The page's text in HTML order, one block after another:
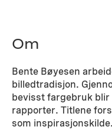
Om
Bente Bøyesen
billedtradisjon.
bevisst fargebruk
rapporter. Titlene
som inspirasjonskilde.